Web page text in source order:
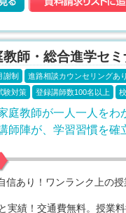
師・総合進学セミ
謝制 進路相談カウンセリングあり
験対策 登録講師数100名以上
庭教師が一人一人を
師陣が、学習習慣を確
信あり！ワンランク上の授
実績！交通費無料。授業料